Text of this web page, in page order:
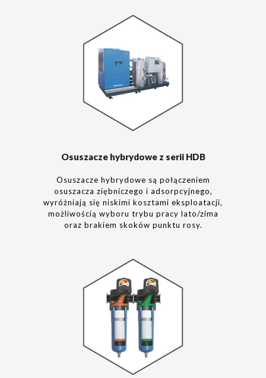
Osuszacze hybrydowe z serii HDB
Osuszacze hybrydowe są połączeniem
osuszacza ziębniczego i adsorpcyjnego,
wyróżniają się niskimi kosztami eksploatacji,
możliwością wyboru trybu pracy lato/zima
oraz brakiem skoków punktu rosy.